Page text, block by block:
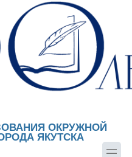
ОКРУЖНОЙ
ЯКУТСКА